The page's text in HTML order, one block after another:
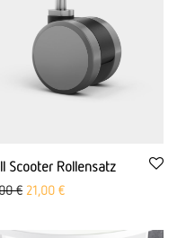
Scooter Rollensatz
€ Ursprünglicher Preis war:
21,00 €Aktueller Preis ist: